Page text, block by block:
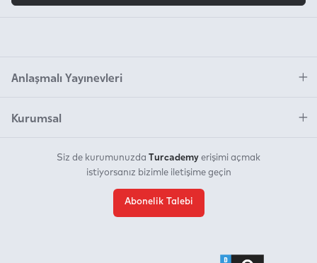
Anlaşmalı Yayınevleri
Kurumsal
Siz de kurumunuzda Turcademy erişimi açmak
istiyorsanız bizimle iletişime geçin
Abonelik Talebi